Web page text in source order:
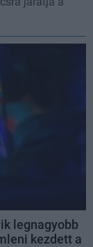
legnagyobb
kezdett a